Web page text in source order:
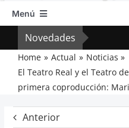
Menú
Inicio
Actual
Artículos
Crítica
Previos de ópera
Novedades
Home Actual
Noticias
El Teatro Real y el Teatro
primera coproducción:
Anterior